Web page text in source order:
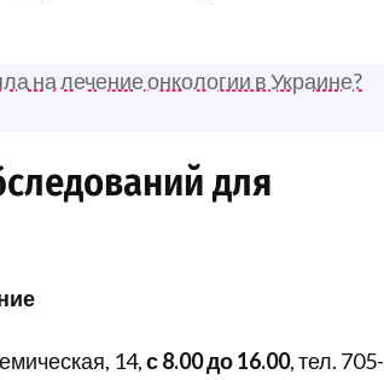
на лечение онкологии в Украине?
для
14,с 8.00 до 16.00, тел. 705-